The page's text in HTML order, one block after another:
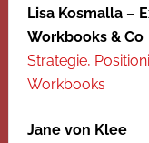
Lisa Kosmalla –
Workbooks & Co
Strategie,
Workbooks
Jane von Klee